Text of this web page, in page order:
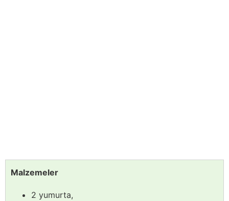
Malzemeler
2 yumurta,